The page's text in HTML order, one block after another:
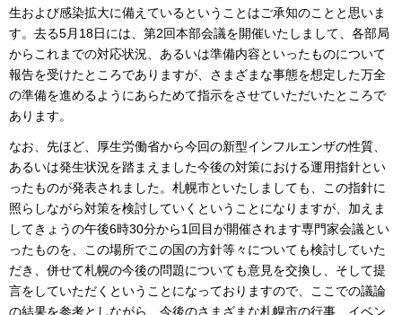
生および感染拡大に備えているということはご承知のことと思いま
す。去る5月18日には、第2回本部会議を開催いたしまして、各部局
からこれまでの対応状況、あるいは準備内容といったものについて
報告を受けたところでありますが、さまざまな事態を想定した万全
の準備を進めるようにあらためて指示をさせていただいたところで
あります。
なお、先ほど、厚生労働省から今回の新型インフルエンザの性質、
あるいは発生状況を踏まえました今後の対策における運用指針とい
ったものが発表されました。札幌市といたしましても、この指針に
照らしながら対策を検討していくということになりますが、加えま
してきょうの午後6時30分から1回目が開催されます専門家会議とい
ったものを、この場所でこの国の方針等々についても検討していた
だき、併せて札幌の今後の問題についても意見を交換し、そして提
言をしていただくということになっておりますので、ここでの議論
の結果を参考としながら、今後のさまざまな札幌市の行事、イベン